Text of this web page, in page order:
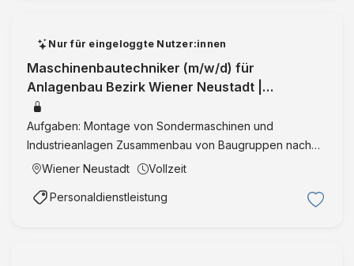
Nur für eingeloggte Nutzer:innen
Maschinenbautechniker (m/w/d) für
Anlagenbau Bezirk Wiener Neustadt |
Niederösterreich | VollzeitID:36237
Aufgaben: Montage von Sondermaschinen und
Industrieanlagen Zusammenbau von Baugruppen nach
technischen Zeichnungen Unterstützung bei
Zusammenarbeit mit Projektleitung und Konstruktion …
Wiener Neustadt Vollzeit
Personaldienstleistung